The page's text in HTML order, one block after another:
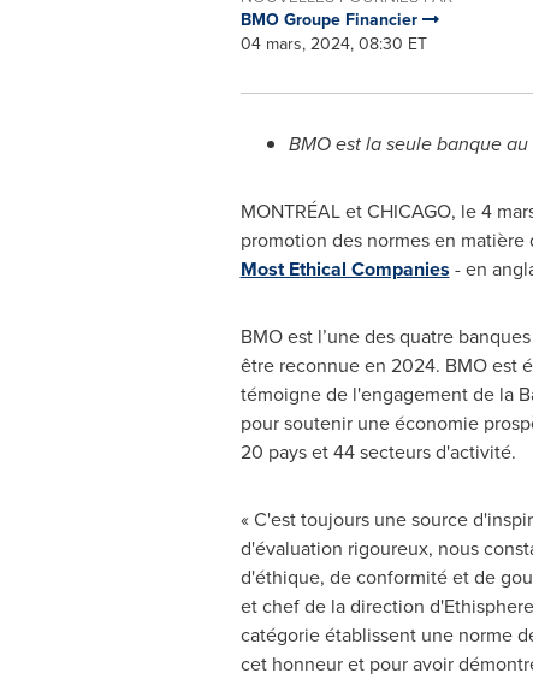
BMO Groupe Financier
04 mars, 2024, 08:30 ET
BMO est la seule banque au
MONTRÉAL et CHICAGO, le 4
promotion des normes en
Most Ethical Companies - en
BMO est l’une des quatre
être reconnue en 2024. BMO est
témoigne de l'engagement de la
pour soutenir une économie
20 pays et 44 secteurs d'activité.
« C'est toujours une source
d'évaluation rigoureux, nous
d'éthique, de conformité et de
et chef de la direction
catégorie établissent une norme
cet honneur et pour avoir